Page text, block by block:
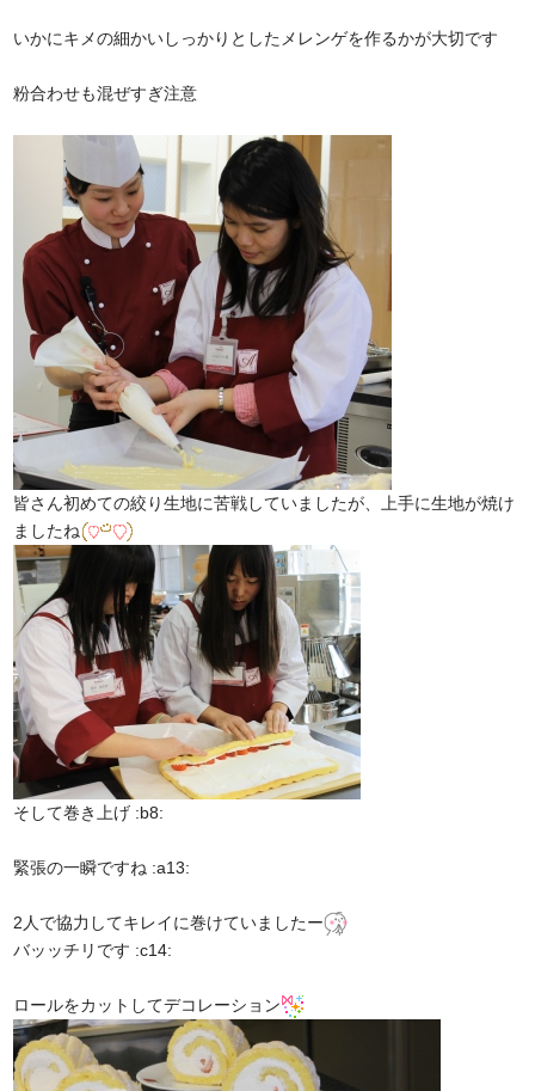
いかにキメの細かいしっかりとしたメレンゲを作るかが大切です
粉合わせも混ぜすぎ注意
皆さん初めての絞り生地に苦戦していましたが、上手に生地が焼け
ましたね
そして巻き上げ :b8:
緊張の一瞬ですね :a13:
2人で協力してキレイに巻けていましたー
バッッチリです :c14:
ロールをカットしてデコレーション